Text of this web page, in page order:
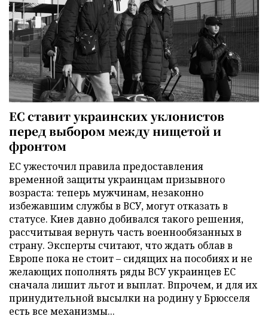
ЕС ставит украинских уклонистов
перед выбором между нищетой и
фронтом
ЕС ужесточил правила предоставления
временной защиты украинцам призывного
возраста: теперь мужчинам, незаконно
избежавшим службы в ВСУ, могут отказать в
статусе. Киев давно добивался такого решения,
рассчитывая вернуть часть военнообязанных в
страну. Эксперты считают, что ждать облав в
Европе пока не стоит – сидящих на пособиях и не
желающих пополнять ряды ВСУ украинцев ЕС
сначала лишит льгот и выплат. Впрочем, и для их
принудительной высылки на родину у Брюсселя
есть все механизмы...